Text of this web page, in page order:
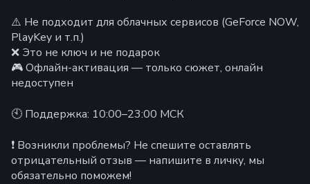
⚠️ Не подходит для облачных сервисов (GeForce NOW,
PlayKey и т.п.)
❌ Это не ключ и не подарок
🎮 Офлайн-активация — только сюжет, онлайн
недоступен
🕙 Поддержка: 10:00–23:00 МСК
❗ Возникли проблемы? Не спешите оставлять
отрицательный отзыв — напишите в личку, мы
обязательно поможем!